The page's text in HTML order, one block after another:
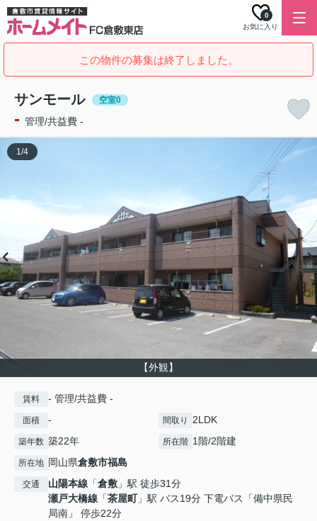
お気に入り
0
この物件の募集は終了しました。
サンモール 空室0
- 管理/共益費 -
【外観】
1/4
賃料 - 管理/共益費 -
面積 - 間取り 2LDK
築年数 築22年 所在階 1階/2階建
所在地 岡山県倉敷市福島
交通 山陽本線 「倉敷 」駅 徒歩31分
瀬戸大橋線 「茶屋町」駅 バス19分 下電バス「備中県民
局南」 停歩22分